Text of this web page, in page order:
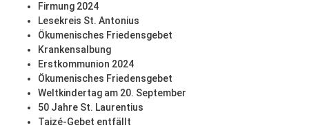
Firmung 2024
Lesekreis St. Antonius
Ökumenisches Friedensgebet
Krankensalbung
Erstkommunion 2024
Ökumenisches Friedensgebet
Weltkindertag am 20. September
50 Jahre St. Laurentius
Taizé-Gebet entfällt